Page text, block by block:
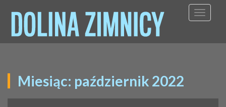
Miesiąc: październik 2022